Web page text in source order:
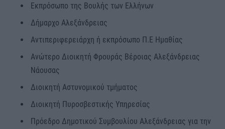
Εκπρόσωπο της Βουλής των Ελλήνων
Δήμαρχο Αλεξάνδρειας
Αντιπεριφερειάρχη ή εκπρόσωπο Π.Ε Ημαθίας
Ανώτερο Διοικητή Φρουράς Βέροιας Αλεξάνδρειας
Νάουσας
Διοικητή Αστυνομικού τμήματος
Διοικητή Πυροσβεστικής Υπηρεσίας
Πρόεδρο Δημοτικού Συμβουλίου Αλεξάνδρειας για την